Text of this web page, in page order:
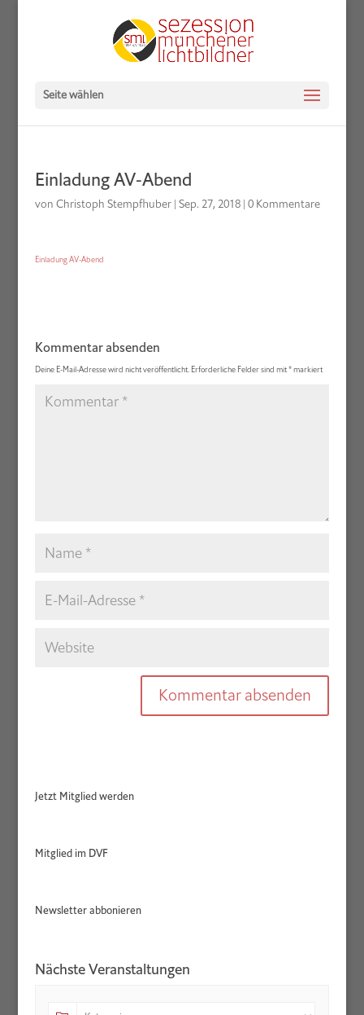
Seite wählen
Einladung AV-Abend
von Christoph Stempfhuber| Sep. 27, 2018| 0 Kommentare
Einladung AV-Abend
Kommentar absenden
Deine E-Mail-Adresse wird nicht veröffentlicht. Erforderliche Felder sind mit*markiert
Jetzt Mitglied werden
Mitglied im DVF
Newsletter abbonieren
Nächste Veranstaltungen